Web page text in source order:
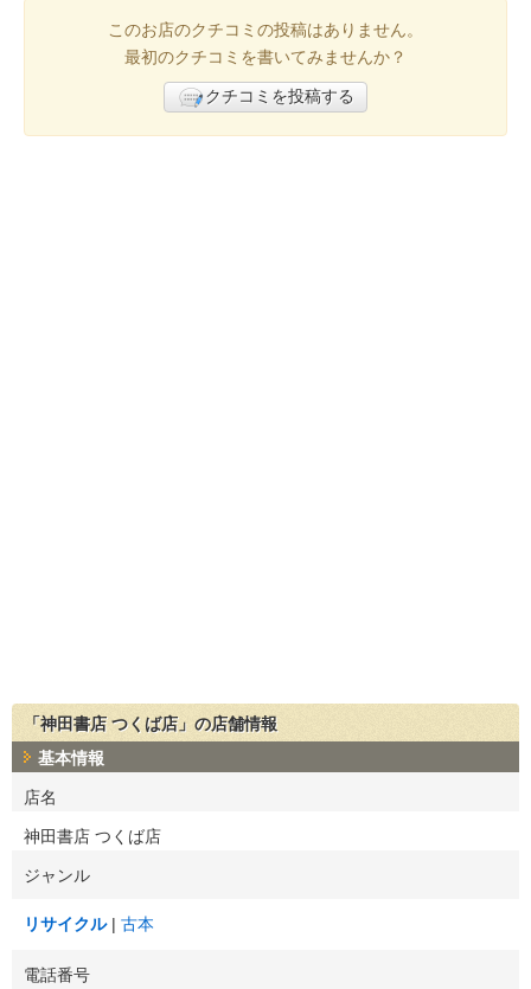
このお店のクチコミの投稿はありません。
最初のクチコミを書いてみませんか？
クチコミを投稿する
「神田書店 つくば店」の店舗情報
基本情報
店名
神田書店 つくば店
ジャンル
リサイクル 古本
電話番号